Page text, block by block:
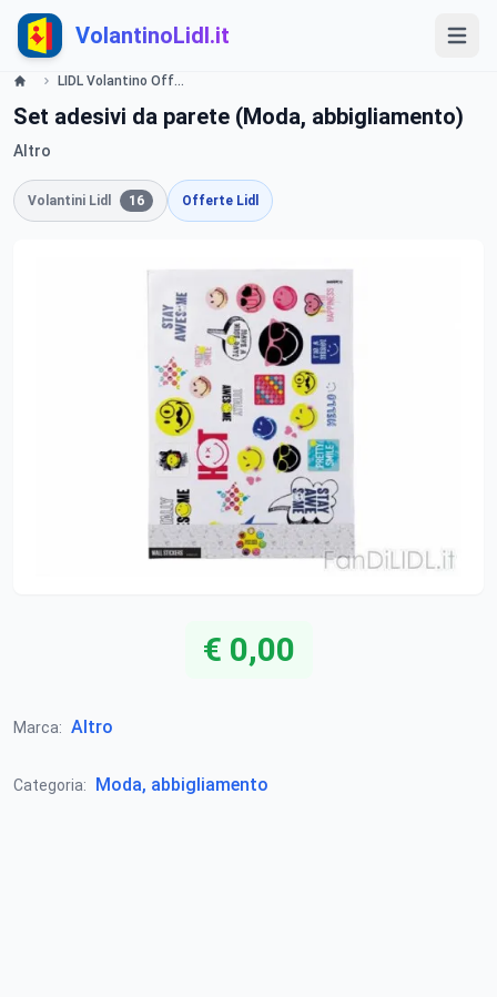
VolantinoLidl.it
LIDL Volantino Offerte e Promozioni - Smileyworld - Offerte valide dal 26 settembre 2016 Lidl
Set adesivi da parete (Moda, abbigliamento)
Altro
Volantini Lidl 16 Offerte Lidl
€ 0,00
Marca: Altro
Categoria: Moda, abbigliamento